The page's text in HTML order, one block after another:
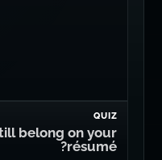
QUIZ
belong on your
résumé?